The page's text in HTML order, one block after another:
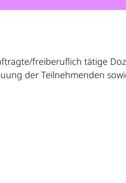
freiberuflich tätige
der Teilnehmenden